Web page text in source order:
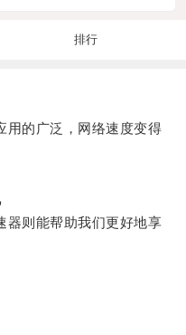
排行
的广泛，网络速度变得
则能帮助我们更好地享